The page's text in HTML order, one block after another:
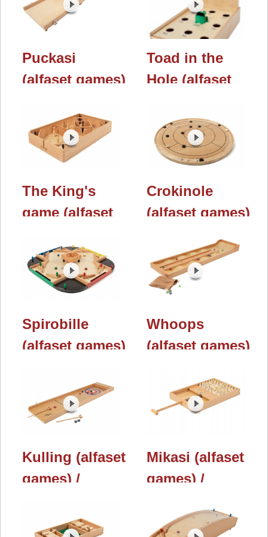
Nürnberger
Spielwarenmesse
2023
2023
Puckasi
(alfaset games)
Spielwarenmesse
2023
Toad in the
Hole (alfaset
Nürnberger
Spielwarenmesse
2023
The King's
game (alfaset
Nürnberger
Spielwarenmesse
Crokinole
(alfaset games)
Spielwarenmesse
2023
Spirobille
(alfaset games)
Spielwarenmesse
2023
Whoops
(alfaset games)
Spielwarenmesse
2023
Kulling (alfaset
games) /
Spielwarenmesse
Mikasi (alfaset
games) /
Spielwarenmesse